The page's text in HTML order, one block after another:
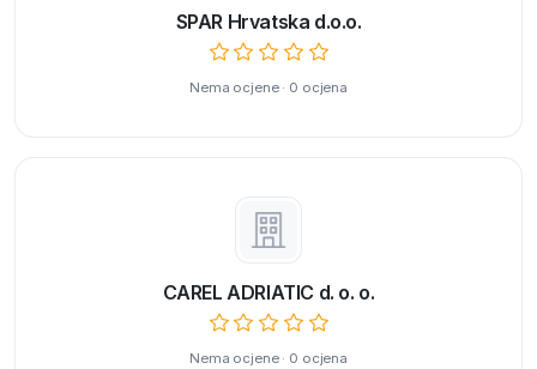
SPAR Hrvatska d.o.o.
Nema ocjene · 0 ocjena
CAREL ADRIATIC d. o. o.
Nema ocjene · 0 ocjena